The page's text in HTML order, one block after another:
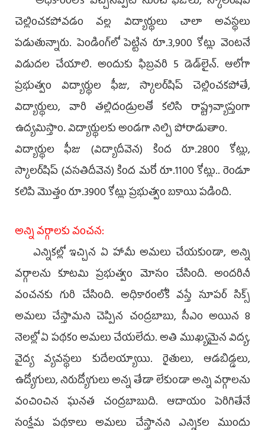
చెల్లించకపోవడం వల్ల విద్యార్థులు చాలా అవస్థలు
పడుతున్నారు. పెండింగ్‌లో పెట్టిన రూ.3,900 కోట్లు వెంటనే
విడుదల చేయాలి. అందుకు ఫిబ్రవరి 5 డెడ్‌లైన్‌. ఆలోగా
ప్రభుత్వం విద్యార్థుల ఫీజు, స్కాలర్‌షిప్‌ చెల్లించకపోతే,
విద్యార్థులు, వారి తల్లిదండ్రులతో కలిసి రాష్ట్రవ్యాప్తంగా
ఉద్యమిస్తాం. విద్యార్థులకు అండగా నిల్చి పోరాడుతాం.
విద్యార్థుల ఫీజు (విద్యాదీవెన) కింద రూ.2800 కోట్లు,
స్కాలర్‌షిప్‌ (వసతిదీవెన) కింద మరో రూ.1100 కోట్లు.. రెండూ
కలిపి మొత్తం రూ.3900 కోట్లు ప్రభుత్వం బకాయి పడింది.
అన్ని వర్గాలకు వంచన:
ఎన్నికల్లో ఇచ్చిన ఏ హామీ అమలు చేయకుండా, అన్ని
వర్గాలను కూటమి ప్రభుత్వం మోసం చేసింది. అందరినీ
వంచనకు గురి చేసింది. అధికారంలోకి వస్తే సూపర్‌ సిక్స్‌
అమలు చేస్తామని చెప్పిన చంద్రబాబు, సీఎం అయిన 8
నెలల్లో ఏ పథకం అమలు చేయలేదు. అతి ముఖ్యమైన విద్య,
వైద్య వ్యవస్థలు కుదేలయ్యాయి. రైతులు, ఆడబిడ్డలు,
ఉద్యోగులు, నిరుద్యోగులు అన్న తేడా లేకుండా అన్ని వర్గాలను
వంచించిన ఘనత చంద్రబాబుది. ఆదాయం పెరిగితేనే
సంక్షేమ పథకాలు అమలు చేస్తానని ఎన్నికల ముందు